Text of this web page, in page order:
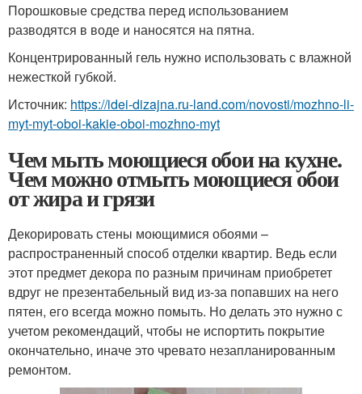
Порошковые средства перед использованием
разводятся в воде и наносятся на пятна.
Концентрированный гель нужно использовать с влажной
нежесткой губкой.
Источник: https://idei-dizajna.ru-land.com/novosti/mozhno-li-
myt-myt-oboi-kakie-oboi-mozhno-myt
Чем мыть моющиеся обои на кухне.
Чем можно отмыть моющиеся обои
от жира и грязи
Декорировать стены моющимися обоями –
распространенный способ отделки квартир. Ведь если
этот предмет декора по разным причинам приобретет
вдруг не презентабельный вид из-за попавших на него
пятен, его всегда можно помыть. Но делать это нужно с
учетом рекомендаций, чтобы не испортить покрытие
окончательно, иначе это чревато незапланированным
ремонтом.